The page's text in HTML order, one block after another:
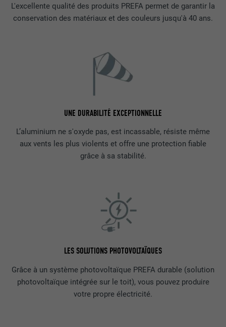
L'excellente qualité des produits PREFA permet de garantir la
conservation des matériaux et des couleurs jusqu'à 40 ans.
UNE DURABILITÉ EXCEPTIONNELLE
L’aluminium ne s'oxyde pas, est incassable, résiste même
aux vents les plus violents et offre une protection fiable
grâce à sa stabilité.
LES SOLUTIONS PHOTOVOLTAÏQUES
Grâce à un système photovoltaïque PREFA durable (solution
photovoltaïque intégrée sur le toit), vous pouvez produire
votre propre électricité.